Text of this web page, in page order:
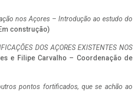
nos Açores – Introdução ao estudo do
construção)
DOS AÇORES EXISTENTES NOS
e Filipe Carvalho – Coordenação de
pontos fortificados, que se achão ao